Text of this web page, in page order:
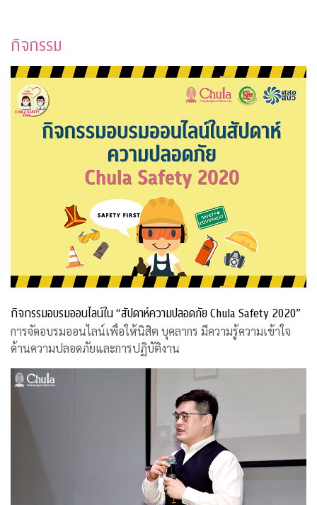
กิจกรรม
กิจกรรมอบรมออนไลน์ใน “สัปดาห์ความปลอดภัย Chula Safety 2020”
การจัดอบรมออนไลน์เพื่อให้นิสิต บุคลากร มีความรู้ความเข้าใจ
ด้านความปลอดภัยและการปฏิบัติงาน